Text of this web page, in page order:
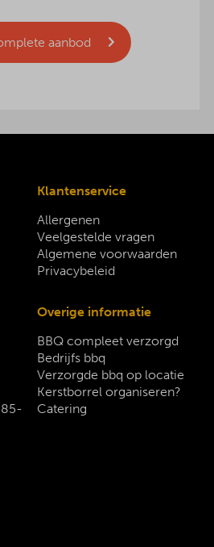
aanbod
Klantenservice
Allergenen
Veelgestelde vragen
Algemene voorwaarden
Privacybeleid
Overige informatie
BBQ compleet verzorgd
Bedrijfs bbq
Verzorgde bbq op locatie
Kerstborrel organiseren?
Catering